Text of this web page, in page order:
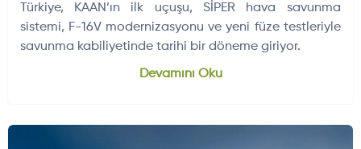
Türkiye, KAAN’ın ilk uçuşu, SİPER hava savunma
sistemi, F-16V modernizasyonu ve yeni füze testleriyle
savunma kabiliyetinde tarihi bir döneme giriyor.
Devamını Oku